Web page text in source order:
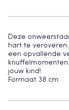
Deze
hart te
een opvallende
jouw kind!
Formaat 38 cm